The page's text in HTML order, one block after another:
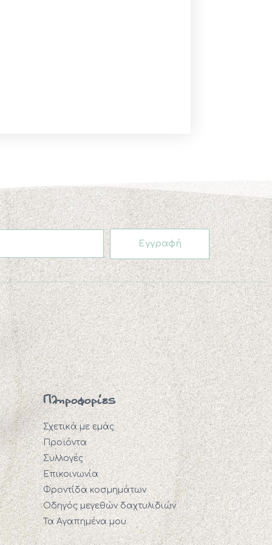
Εγγραφή
Πληροφορίες
Σχετικά με εμάς
Προϊόντα
Συλλογές
Επικοινωνία
Φροντίδα κοσμημάτων
Οδηγός μεγεθών δαχτυλιδιών
Τα Αγαπημένα μου